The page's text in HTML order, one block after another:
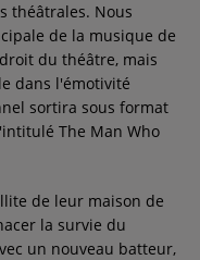
théâtrales. Nous
de la musique de
du théâtre, mais
dans l'émotivité
sortira sous format
The Man Who
de leur maison de
la survie du
un nouveau batteur,